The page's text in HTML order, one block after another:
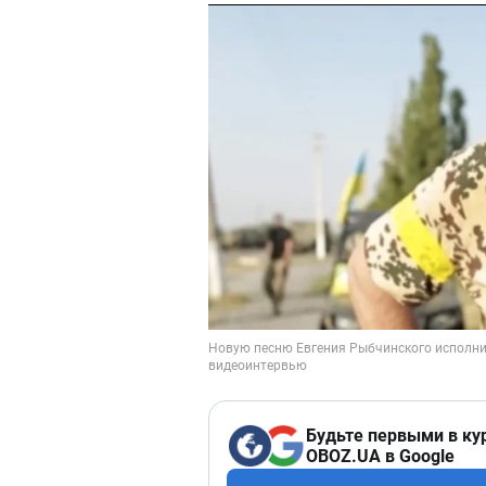
Будьте первыми в
OBOZ.UA в Google